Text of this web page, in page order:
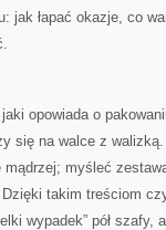
jak łapać okazje, co
opowiada o
się na walce z
myśleć
takim treściom
wypadek” pół szafy,